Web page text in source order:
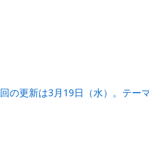
の更新は3月19日（水）。テー